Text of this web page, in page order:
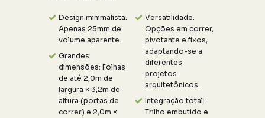
Design minimalista:
Apenas 25mm de
volume aparente.
Grandes
dimensões: Folhas
de até 2,0m de
largura × 3,2m de
altura (portas de
correr) e 2,0m ×
Versatilidade:
Opções em correr,
pivotante e fixos,
adaptando-se a
diferentes
projetos
arquitetônicos.
Integração total:
Trilho embutido e